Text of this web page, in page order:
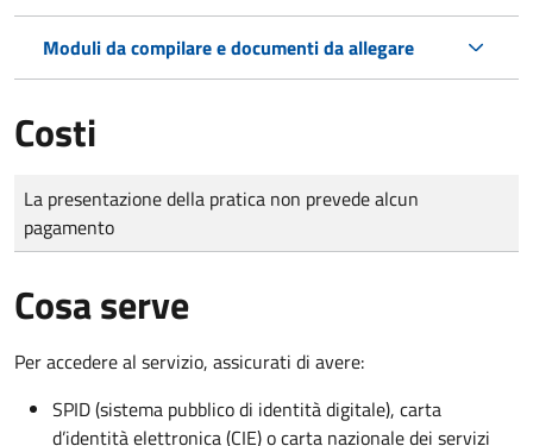
Moduli da compilare e documenti da allegare
Costi
Tipo di pagamento
Importo
La presentazione della pratica non prevede alcun
pagamento
Cosa serve
Per accedere al servizio, assicurati di avere:
SPID (sistema pubblico di identità digitale), carta
d’identità elettronica (CIE) o carta nazionale dei servizi